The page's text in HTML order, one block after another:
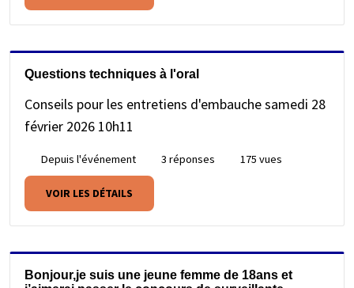
Questions techniques à l'oral
Conseils pour les entretiens d'embauchesamedi 28
février 2026 10h11
Depuis l'événement 3 réponses 175 vues
VOIR LES DÉTAILS
Bonjour,je suis une jeune femme de 18ans et